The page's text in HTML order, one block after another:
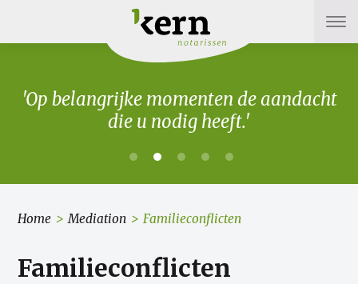
'Op belangrijke momenten de aandacht
die u nodig heeft.'
Home > Mediation > Familieconflicten
Familieconflicten